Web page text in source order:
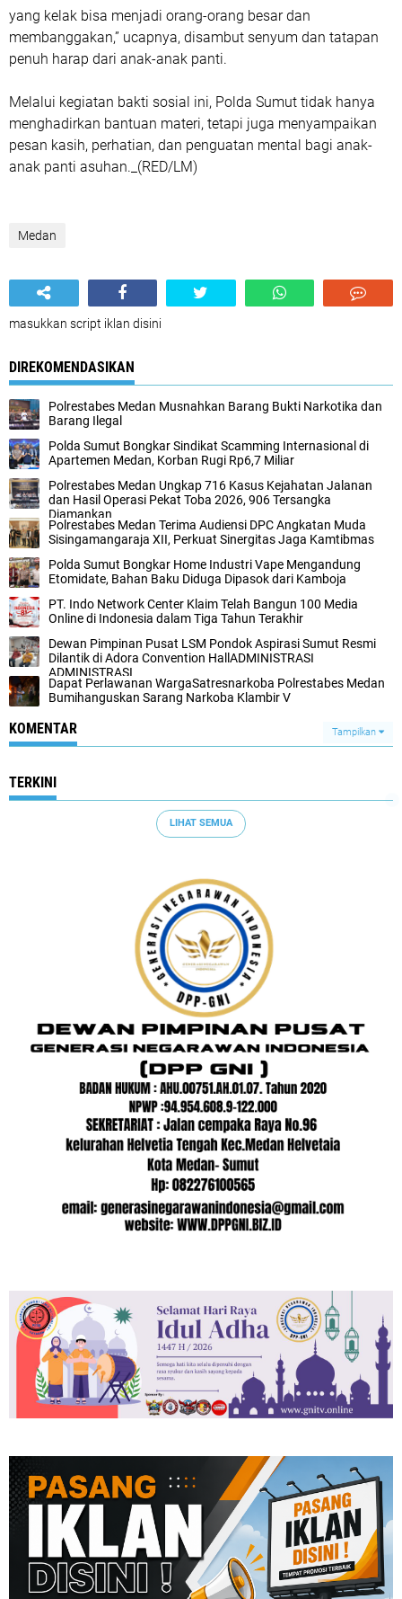
yang kelak bisa menjadi orang-orang besar dan
membanggakan,” ucapnya, disambut senyum dan tatapan
penuh harap dari anak-anak panti.
Melalui kegiatan bakti sosial ini, Polda Sumut tidak hanya
menghadirkan bantuan materi, tetapi juga menyampaikan
pesan kasih, perhatian, dan penguatan mental bagi anak-
anak panti asuhan._(RED/LM)
Medan
masukkan script iklan disini
DIREKOMENDASIKAN
Polrestabes Medan Musnahkan Barang Bukti Narkotika dan
Barang Ilegal
Polda Sumut Bongkar Sindikat Scamming Internasional di
Apartemen Medan, Korban Rugi Rp6,7 Miliar
Polrestabes Medan Ungkap 716 Kasus Kejahatan Jalanan
dan Hasil Operasi Pekat Toba 2026, 906 Tersangka
Diamankan
Polrestabes Medan Terima Audiensi DPC Angkatan Muda
Sisingamangaraja XII, Perkuat Sinergitas Jaga Kamtibmas
Polda Sumut Bongkar Home Industri Vape Mengandung
Etomidate, Bahan Baku Diduga Dipasok dari Kamboja
PT. Indo Network Center Klaim Telah Bangun 100 Media
Online di Indonesia dalam Tiga Tahun Terakhir
Dewan Pimpinan Pusat LSM Pondok Aspirasi Sumut Resmi
Dilantik di Adora Convention HallADMINISTRASI
ADMINISTRASI
Dapat Perlawanan WargaSatresnarkoba Polrestabes Medan
Bumihanguskan Sarang Narkoba Klambir V
KOMENTAR Tampilkan
TERKINI
LIHAT SEMUA